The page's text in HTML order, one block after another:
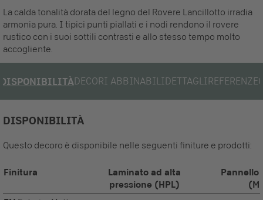
La calda tonalità dorata del legno del Rovere Lancillotto irradia
armonia pura. I tipici punti piallati e i nodi rendono il rovere
rustico con i suoi sottili contrasti e allo stesso tempo molto
accogliente.
DISPONIBILITÀDECORI ABBINABILIDETTAGLIREFERENZE
DISPONIBILITÀ
Questo decoro è disponibile nelle seguenti finiture e prodotti:
Finitura
Laminato ad alta
pressione (HPL)
Pannello